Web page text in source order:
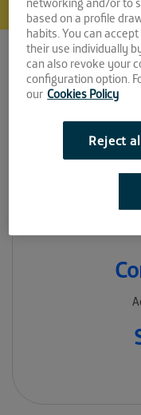
based on a profile
habits. You can
their use individually
can also revoke your
configuration option.
our Cookies Policy
Reject